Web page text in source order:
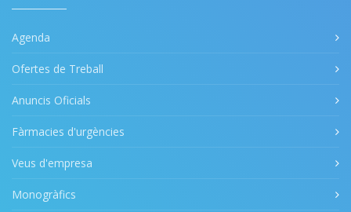
Agenda
Ofertes de Treball
Anuncis Oficials
Fàrmacies d'urgències
Veus d'empresa
Monogràfics